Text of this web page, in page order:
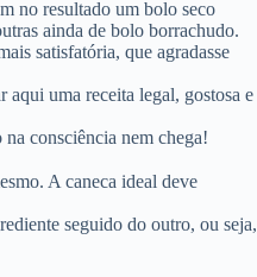
no resultado um bolo seco
ainda de bolo borrachudo.
satisfatória, que agradasse
aqui uma receita legal, gostosa e
consciência nem chega!
A caneca ideal deve
seguido do outro, ou seja,